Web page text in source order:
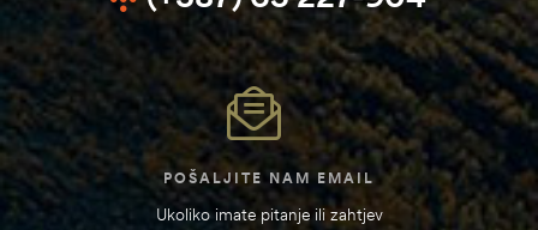
POŠALJITE NAM EMAIL
Ukoliko imate pitanje ili zahtjev